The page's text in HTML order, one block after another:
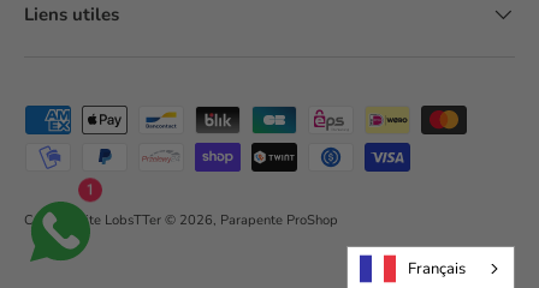
1
Liens utiles
Moyens de paiement acceptés
Création site LobsTTer © 2026, Parapente ProShop
Français